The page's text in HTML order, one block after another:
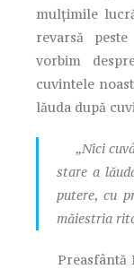
mulţimile
revarsă
vorbim
cuvintele
lăuda după
„Nici
stare a
putere, cu
măiestria
Preasfântă